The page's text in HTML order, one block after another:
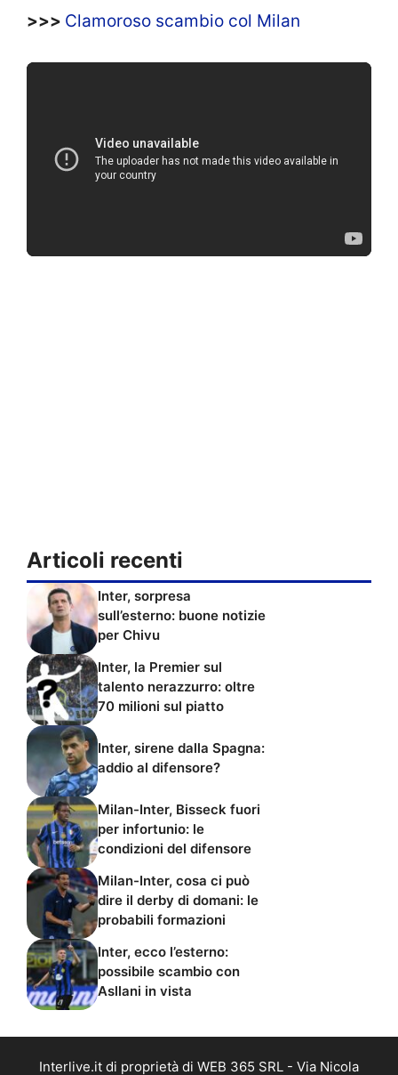
>>> Clamoroso scambio col Milan
Articoli recenti
Inter, sorpresa
sull’esterno: buone notizie
per Chivu
Inter, la Premier sul
talento nerazzurro: oltre
70 milioni sul piatto
Inter, sirene dalla Spagna:
addio al difensore?
Milan-Inter, Bisseck fuori
per infortunio: le
condizioni del difensore
Milan-Inter, cosa ci può
dire il derby di domani: le
probabili formazioni
Inter, ecco l’esterno:
possibile scambio con
Asllani in vista
Interlive.it di proprietà di WEB 365 SRL - Via Nicola